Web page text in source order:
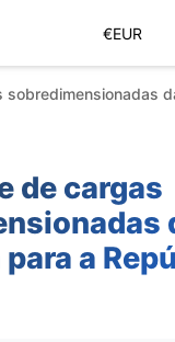
€EUR
de cargas
a